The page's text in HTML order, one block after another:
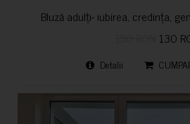
Bluză adulți- iubirea, credința,
130
Detalii